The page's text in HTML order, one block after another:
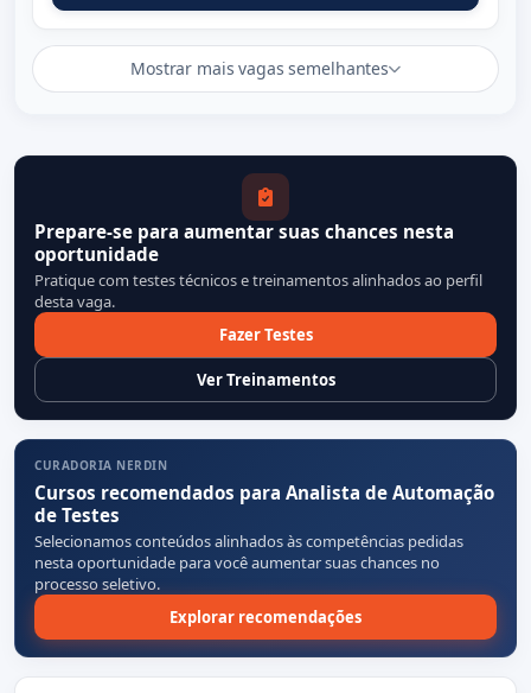
Mostrar mais vagas semelhantes
Prepare-se para aumentar suas chances nesta
oportunidade
Pratique com testes técnicos e treinamentos alinhados ao perfil
desta vaga.
Fazer Testes
Ver Treinamentos
CURADORIA NERDIN
Cursos recomendados para Analista de Automação
de Testes
Selecionamos conteúdos alinhados às competências pedidas
nesta oportunidade para você aumentar suas chances no
processo seletivo.
Explorar recomendações